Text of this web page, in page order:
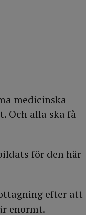
medicinska
Och alla ska få
för den här
efter att
enormt.